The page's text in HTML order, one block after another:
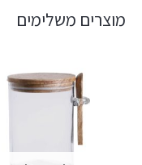
מוצרים משלימים